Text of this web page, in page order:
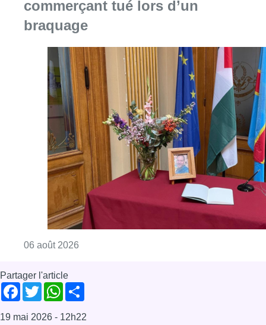
commerçant tué lors d’un
braquage
06 août 2026
Partager l'article
Facebook
TwitterWhatsApp
19 mai 2026 - 12h22